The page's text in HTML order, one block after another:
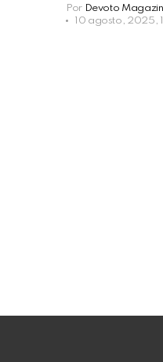
Por Devoto
10 agosto, 2025,